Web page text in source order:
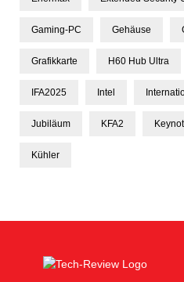
Gaming-PC Gehäuse
Grafikkarte H60 Hub Ultra
IFA2025 Intel
Jubiläum KFA2
Kühler